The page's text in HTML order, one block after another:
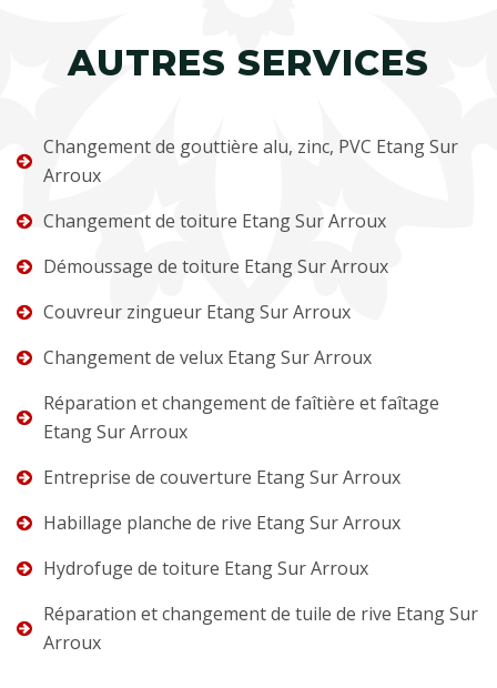
AUTRES SERVICES
Changement de gouttière alu, zinc, PVC Etang Sur
Arroux
Changement de toiture Etang Sur Arroux
Démoussage de toiture Etang Sur Arroux
Couvreur zingueur Etang Sur Arroux
Changement de velux Etang Sur Arroux
Réparation et changement de faîtière et faîtage
Etang Sur Arroux
Entreprise de couverture Etang Sur Arroux
Habillage planche de rive Etang Sur Arroux
Hydrofuge de toiture Etang Sur Arroux
Réparation et changement de tuile de rive Etang Sur
Arroux